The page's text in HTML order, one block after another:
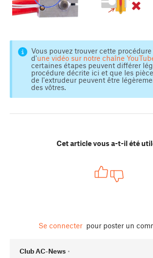
Vous pouvez trouver cette
d'une vidéo sur notre chaîne
certaines étapes peuvent différer
procédure décrite ici et que les
de l'extrudeur peuvent être
des vôtres.
Cet article vous a-t-il été
Se connecter pour poster un
Club AC-News •